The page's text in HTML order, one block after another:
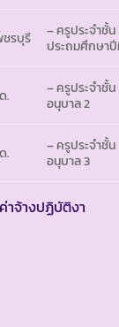
ชรบุรี
– ครูประจำชั้น
ประถมศึกษา
.
– ครูประจำชั้น
อนุบาล 2
.
– ครูประจำชั้น
อนุบาล 3
าจ้างปฏิบัติงา